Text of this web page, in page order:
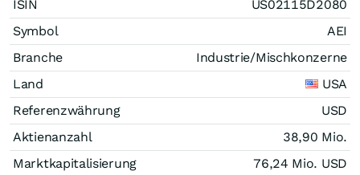
ISIN
US02115D2080
Symbol
AEI
Branche
Industrie/Mischkonzerne
Land
USA
Referenzwährung
USD
Aktienanzahl
38,90 Mio.
Marktkapitalisierung
76,24 Mio. USD